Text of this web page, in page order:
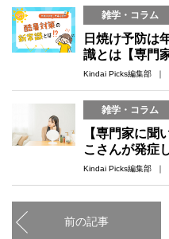
雑学・コラム
日焼け予防は
識とは【専門
Kindai Picks編集部 ｜
雑学・コラム
【専門家に聞
こさんが発症
Kindai Picks編集部 ｜
前の記事